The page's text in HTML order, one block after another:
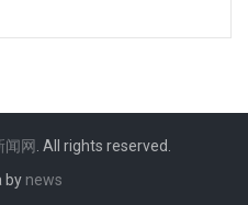
闻网 . All rights reserved.
by news